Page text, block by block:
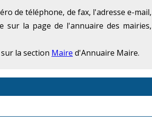
de téléphone, de fax, l'adresse e-mail,
la page de l'annuaire des mairies,
la section Maire d'Annuaire Maire.